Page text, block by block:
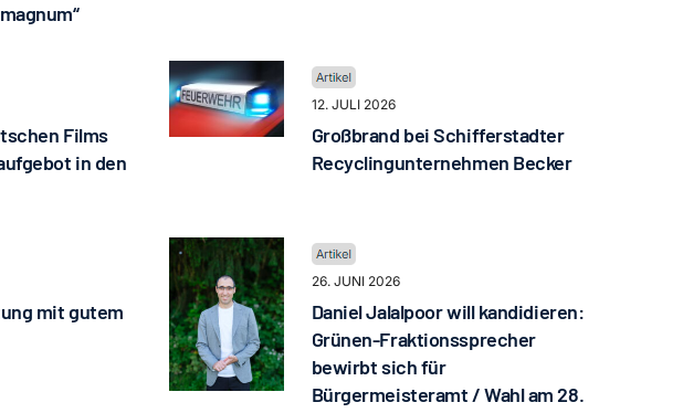
Films
in den
12. JULI 2026
Großbrand bei Schifferstadter
Recyclingunternehmen Becker
mit gutem
26. JUNI 2026
Daniel Jalalpoor will kandidieren:
Grünen-Fraktionssprecher
bewirbt sich für
Bürgermeisteramt / Wahl am 28.